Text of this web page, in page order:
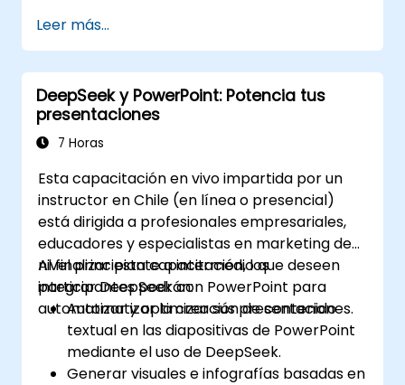
e inteligencia empresarial.
Mejorar la toma de decisiones con
analítica potenciada por IA.
Leer más...
DeepSeek y PowerPoint: Potencia tus
presentaciones
7 Horas
Esta capacitación en vivo impartida por un
instructor en Chile (en línea o presencial)
está dirigida a profesionales empresariales,
educadores y especialistas en marketing de
nivel principiante a intermedio que deseen
integrar DeepSeek con PowerPoint para
automatizar y optimizar sus presentaciones.
Al finalizar esta capacitación, los
participantes podrán:
Automatizar la creación de contenido
textual en las diapositivas de PowerPoint
mediante el uso de DeepSeek.
Generar visuales e infografías basadas en